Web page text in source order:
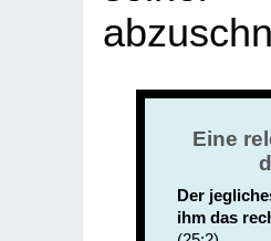
Eine
Der
ihm das